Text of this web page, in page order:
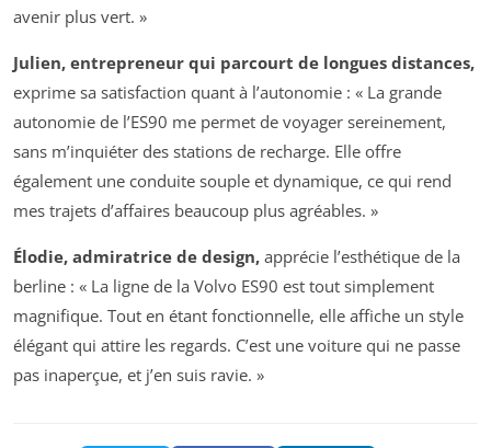
avenir plus vert. »
Julien, entrepreneur qui parcourt de longues distances,
exprime sa satisfaction quant à l’autonomie : « La grande
autonomie de l’ES90 me permet de voyager sereinement,
sans m’inquiéter des stations de recharge. Elle offre
également une conduite souple et dynamique, ce qui rend
mes trajets d’affaires beaucoup plus agréables. »
Élodie, admiratrice de design, apprécie l’esthétique de la
berline : « La ligne de la Volvo ES90 est tout simplement
magnifique. Tout en étant fonctionnelle, elle affiche un style
élégant qui attire les regards. C’est une voiture qui ne passe
pas inaperçue, et j’en suis ravie. »